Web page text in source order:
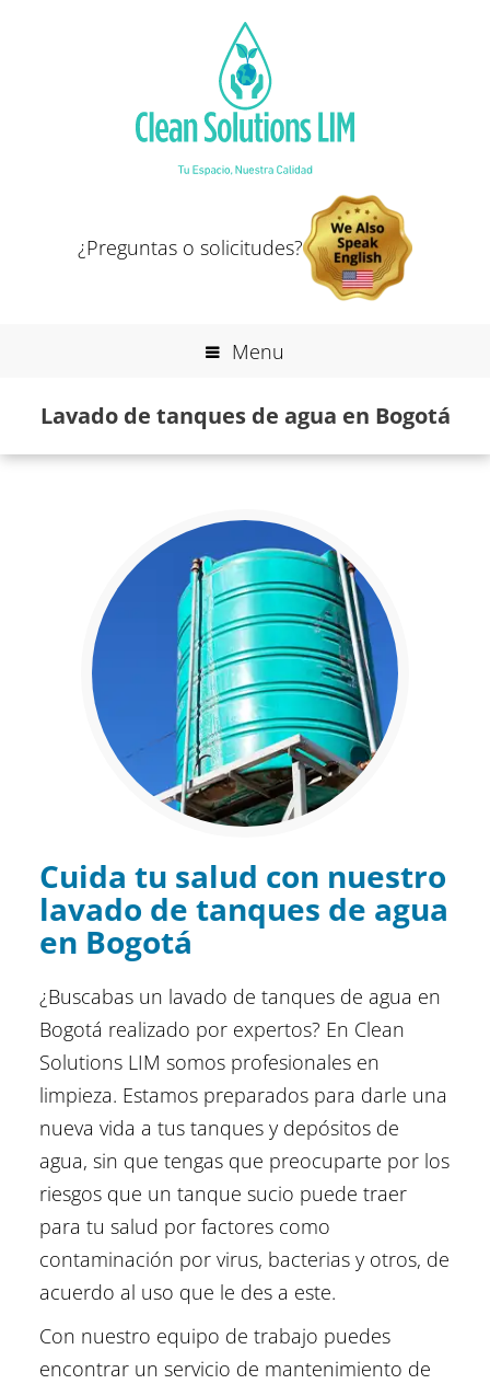
¿Preguntas o solicitudes?
Menu
Lavado de tanques de agua en Bogotá
Cuida tu salud con nuestro
lavado de tanques de agua
en Bogotá
¿Buscabas un lavado de tanques de agua en
Bogotá realizado por expertos? En Clean
Solutions LIM somos profesionales en
limpieza. Estamos preparados para darle una
nueva vida a tus tanques y depósitos de
agua, sin que tengas que preocuparte por los
riesgos que un tanque sucio puede traer
para tu salud por factores como
contaminación por virus, bacterias y otros, de
acuerdo al uso que le des a este.
Con nuestro equipo de trabajo puedes
encontrar un servicio de mantenimiento de